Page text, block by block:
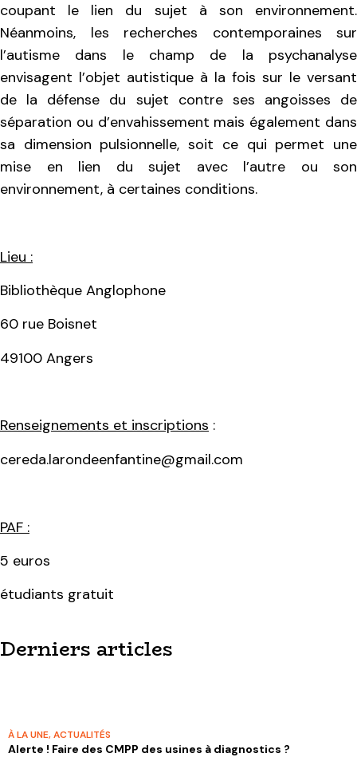
coupant le lien du sujet à son environnement.
Néanmoins, les recherches contemporaines sur
l’autisme dans le champ de la psychanalyse
envisagent l’objet autistique à la fois sur le versant
de la défense du sujet contre ses angoisses de
séparation ou d’envahissement mais également dans
sa dimension pulsionnelle, soit ce qui permet une
mise en lien du sujet avec l’autre ou son
environnement, à certaines conditions.
Lieu :
Bibliothèque Anglophone
60 rue Boisnet
49100 Angers
Renseignements et inscriptions :
cereda.larondeenfantine@gmail.com
PAF :
5 euros
étudiants gratuit
Derniers articles
À LA UNE,ACTUALITÉS
Alerte ! Faire des CMPP des usines à diagnostics ?